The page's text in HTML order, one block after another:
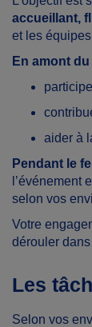
accueillant,
et les
En amont du
aider à
Pendant le
l’événement
selon vos
Votre
dérouler
Les
Selon vos